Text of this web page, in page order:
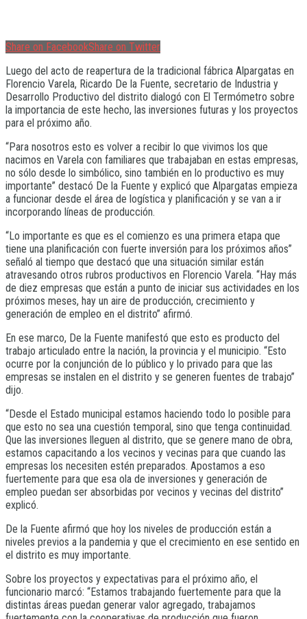
Share on FacebookShare on Twitter
Luego del acto de reapertura de la tradicional fábrica Alpargatas en
Florencio Varela, Ricardo De la Fuente, secretario de Industria y
Desarrollo Productivo del distrito dialogó con El Termómetro sobre
la importancia de este hecho, las inversiones futuras y los proyectos
para el próximo año.
“Para nosotros esto es volver a recibir lo que vivimos los que
nacimos en Varela con familiares que trabajaban en estas empresas,
no sólo desde lo simbólico, sino también en lo productivo es muy
importante” destacó De la Fuente y explicó que Alpargatas empieza
a funcionar desde el área de logística y planificación y se van a ir
incorporando líneas de producción.
“Lo importante es que es el comienzo es una primera etapa que
tiene una planificación con fuerte inversión para los próximos años”
señaló al tiempo que destacó que una situación similar están
atravesando otros rubros productivos en Florencio Varela. “Hay más
de diez empresas que están a punto de iniciar sus actividades en los
próximos meses, hay un aire de producción, crecimiento y
generación de empleo en el distrito” afirmó.
En ese marco, De la Fuente manifestó que esto es producto del
trabajo articulado entre la nación, la provincia y el municipio. “Esto
ocurre por la conjunción de lo público y lo privado para que las
empresas se instalen en el distrito y se generen fuentes de trabajo”
dijo.
“Desde el Estado municipal estamos haciendo todo lo posible para
que esto no sea una cuestión temporal, sino que tenga continuidad.
Que las inversiones lleguen al distrito, que se genere mano de obra,
estamos capacitando a los vecinos y vecinas para que cuando las
empresas los necesiten estén preparados. Apostamos a eso
fuertemente para que esa ola de inversiones y generación de
empleo puedan ser absorbidas por vecinos y vecinas del distrito”
explicó.
De la Fuente afirmó que hoy los niveles de producción están a
niveles previos a la pandemia y que el crecimiento en ese sentido en
el distrito es muy importante.
Sobre los proyectos y expectativas para el próximo año, el
funcionario marcó: “Estamos trabajando fuertemente para que la
distintas áreas puedan generar valor agregado, trabajamos